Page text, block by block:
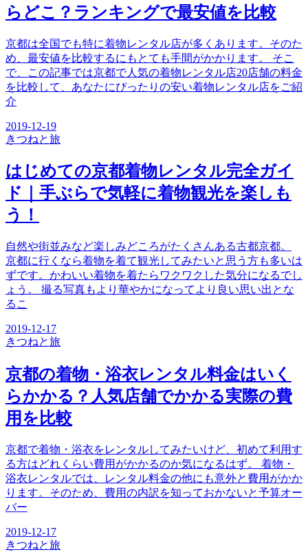
らどこ？ランキングで最安値を比較
京都は全国でも特に着物レンタル店が多くあります。そのた
め、最安値を比較するにもとても手間がかかります。 そこ
で、この記事では京都で人気の着物レンタル店20店舗の料金
を比較して、あなたにぴったりの安い着物レンタル店をご紹
介
2019-12-19
きつねと旅
はじめての京都着物レンタル完全ガイ
ド｜手ぶらで気軽に着物観光を楽しも
う！
自然や街並みなど楽しみどころがたくさんある古都京都。
京都に行くなら着物を着て観光してみたいと思う方も多いは
ずです。かわいい着物を着たらワクワクした気分になるでし
ょう。 撮る写真もより華やかになってより良い思い出とな
るこ
2019-12-17
きつねと旅
京都の着物・浴衣レンタル料金はいく
らかかる？人気店舗でかかる実際の費
用を比較
京都で着物・浴衣をレンタルしてみたいけど、初めて利用す
る方はどれくらい費用がかかるのか気になるはず。 着物・
浴衣レンタルでは、レンタル料金の他にも意外と費用がかか
ります。そのため、費用の内訳を知っておかないと予算オー
バー
2019-12-17
きつねと旅